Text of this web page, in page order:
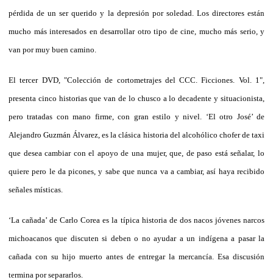
pérdida de un ser querido y la depresión por soledad. Los directores están
mucho más interesados en desarrollar otro tipo de cine, mucho más serio, y
van por muy buen camino.
El tercer DVD, "Colección de cortometrajes del CCC. Ficciones. Vol. 1",
presenta cinco historias que van de lo chusco a lo decadente y situacionista,
pero tratadas con mano firme, con gran estilo y nivel. ‘El otro José’ de
Alejandro Guzmán Álvarez, es la clásica historia del alcohólico chofer de taxi
que desea cambiar con el apoyo de una mujer, que, de paso está señalar, lo
quiere pero le da picones, y sabe que nunca va a cambiar, así haya recibido
señales místicas.
‘La cañada’ de Carlo Corea es la típica historia de dos nacos jóvenes narcos
michoacanos que discuten si deben o no ayudar a un indígena a pasar la
cañada con su hijo muerto antes de entregar la mercancía. Esa discusión
termina por separarlos.